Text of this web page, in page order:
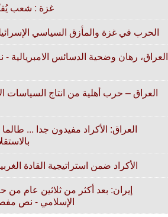
غزة : شعب يُقتّل -
الحرب في غزة والمأزق السياسي الإسرائيلي -
العراق، رهان وضحية الدسائس
العراق – حرب أهلية من انتاج السياسات
العراق: الأكراد مفيدون جدا ... طالما
الأكراد ضمن استراتيجية القادة الغربيين
إيران: بعد أكثر من ثلاثين عام من
الإسلامي - نص مفصل -